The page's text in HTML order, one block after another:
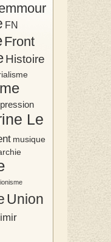
FN
Front
Histoire
Le
musique
Union